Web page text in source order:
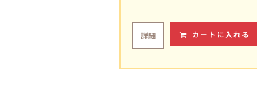
詳細 カートに入れる